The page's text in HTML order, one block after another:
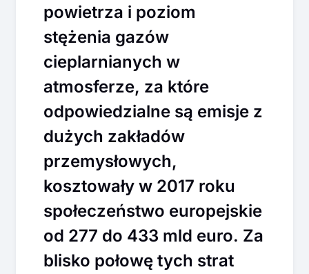
powietrza i poziom
stężenia gazów
cieplarnianych w
atmosferze, za które
odpowiedzialne są emisje z
dużych zakładów
przemysłowych,
kosztowały w 2017 roku
społeczeństwo europejskie
od 277 do 433 mld euro. Za
blisko połowę tych strat